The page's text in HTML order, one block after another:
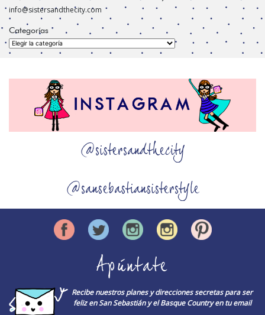
info@sistersandthecity.com
Categorías
Categorías
@sistersandthecity
@sansebastiansisterstyle
Apúntate
Recibe nuestros planes y direcciones secretas para ser
feliz en San Sebastián y el Basque Country en tu email